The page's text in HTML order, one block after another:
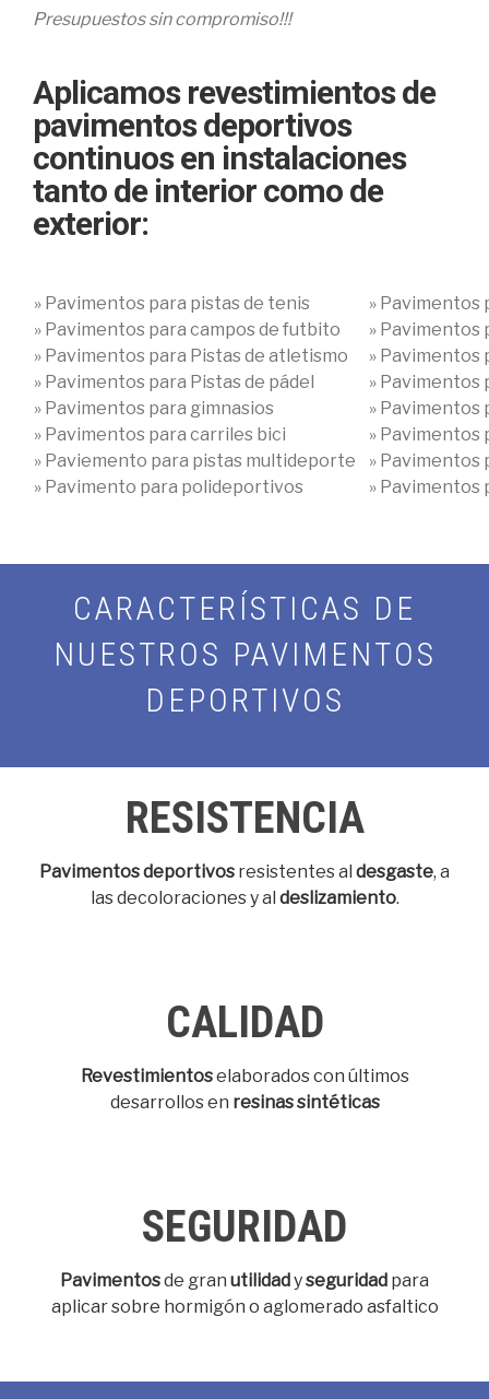
Presupuestos sin compromiso!!!
Aplicamos revestimientos de
pavimentos deportivos
continuos en instalaciones
tanto de interior como de
exterior:
» Pavimentos para pistas de tenis
» Pavimentos para campos de futbito
» Pavimentos para Pistas de atletismo
» Pavimentos para Pistas de pádel
» Pavimentos para gimnasios
» Pavimentos para carriles bici
» Paviemento para pistas multideporte
» Pavimento para polideportivos
» Pavimentos
» Pavimentos
» Pavimentos
» Pavimentos
» Pavimentos
» Pavimentos
» Pavimentos
» Pavimentos
CARACTERÍSTICAS DE
NUESTROS PAVIMENTOS
DEPORTIVOS
RESISTENCIA
Pavimentos deportivos resistentes al desgaste, a
las decoloraciones y al deslizamiento.
CALIDAD
Revestimientoselaborados con últimos
desarrollos en resinas sintéticas
SEGURIDAD
Pavimentosde gran utilidadyseguridad para
aplicar sobre hormigón o aglomerado asfaltico